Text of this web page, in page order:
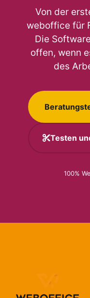
Von der
weboffice für
Die
offen, wenn
des
Testen
100%